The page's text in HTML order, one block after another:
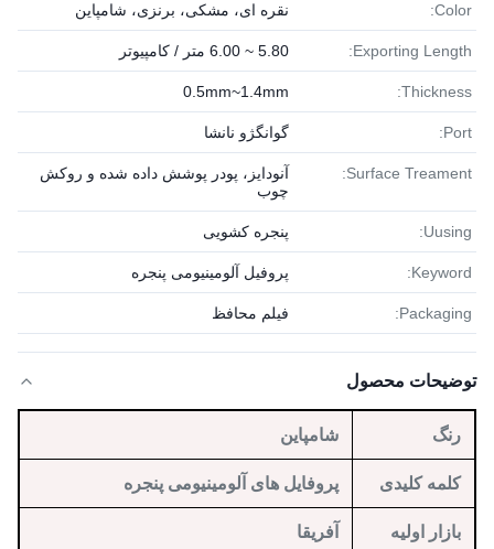
Color: نقره ای، مشکی، برنزی، شامپاین
Exporting Length: 5.80 ~ 6.00 متر / کامپیوتر
Thickness:
0.5mm~1.4mm
Port: گوانگژو نانشا
Surface Treament:
آنودایز، پودر پوشش داده شده و روکش
چوب
Uusing: پنجره کشویی
Keyword: پروفیل آلومینیومی پنجره
Packaging: فیلم محافظ
توضیحات محصول
رنگ شامپاین
کلمه کلیدی پروفایل های آلومینیومی پنجره
بازار اولیه آفریقا